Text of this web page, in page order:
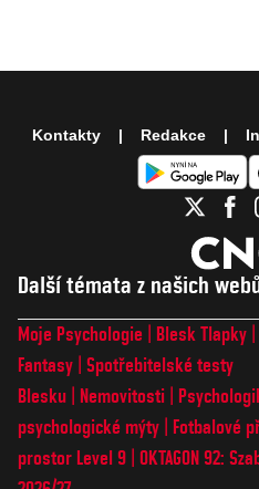
Další témata z našich
Moje Psychologie Blesk Tlapky
Fantasy Spotřebitelské testy
Blesku
Nemovitosti
psychologické mýty
Fotbalové
prostor Level 9 OKTAGON 92:
Kontakty Redakce